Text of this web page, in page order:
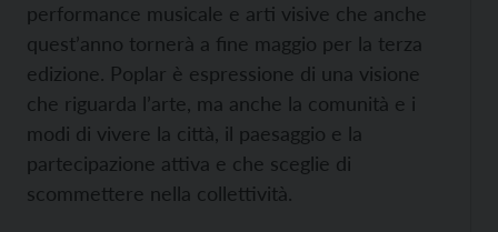
performance musicale e arti visive che anche
quest’anno tornerà a fine maggio per la terza
edizione. Poplar è espressione di una visione
che riguarda l’arte, ma anche la comunità e i
modi di vivere la città, il paesaggio e la
partecipazione attiva e che sceglie di
scommettere nella collettività.